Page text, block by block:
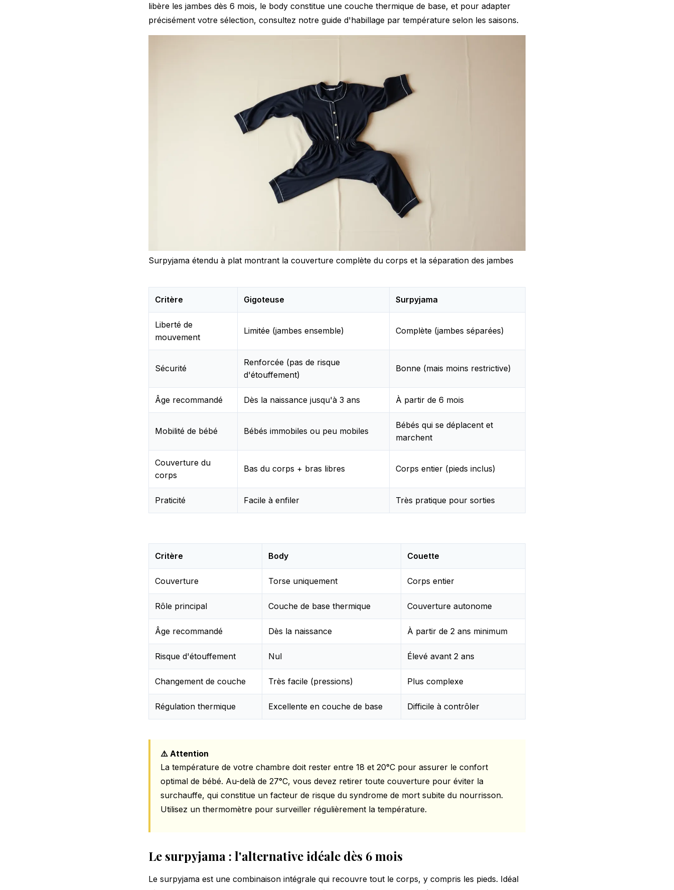
libère les jambes dès 6 mois, le body constitue une couche thermique de base, et pour adapter
précisément votre sélection, consultez notre guide d'habillage par température selon les saisons.
Surpyjama étendu à plat montrant la couverture complète du corps et la séparation des jambes
Critère Gigoteuse Surpyjama
Liberté de
mouvement
Limitée (jambes ensemble) Complète (jambes séparées)
Sécurité
Renforcée (pas de risque
d'étouffement)
Bonne (mais moins restrictive)
Âge recommandé Dès la naissance jusqu'à 3 ans À partir de 6 mois
Mobilité de bébé Bébés immobiles ou peu mobiles
Bébés qui se déplacent et
marchent
Couverture du
corps
Bas du corps + bras libres Corps entier (pieds inclus)
Praticité Facile à enfiler Très pratique pour sorties
Critère Body Couette
Couverture Torse uniquement Corps entier
Rôle principal Couche de base thermique Couverture autonome
Âge recommandé Dès la naissance À partir de 2 ans minimum
Risque d'étouffement Nul Élevé avant 2 ans
Changement de couche Très facile (pressions) Plus complexe
Régulation thermique Excellente en couche de base Difficile à contrôler
⚠️ Attention
La température de votre chambre doit rester entre 18 et 20°C pour assurer le confort
optimal de bébé. Au-delà de 27°C, vous devez retirer toute couverture pour éviter la
surchauffe, qui constitue un facteur de risque du syndrome de mort subite du nourrisson.
Utilisez un thermomètre pour surveiller régulièrement la température.
Le surpyjama : l'alternative idéale dès 6 mois
Le surpyjama est une combinaison intégrale qui recouvre tout le corps, y compris les pieds. Idéal